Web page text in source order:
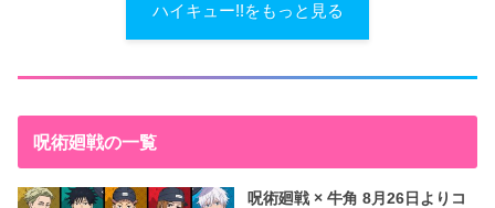
ハイキュー!!をもっと見る
呪術廻戦の一覧
呪術廻戦 × 牛角 8月26日よりコ